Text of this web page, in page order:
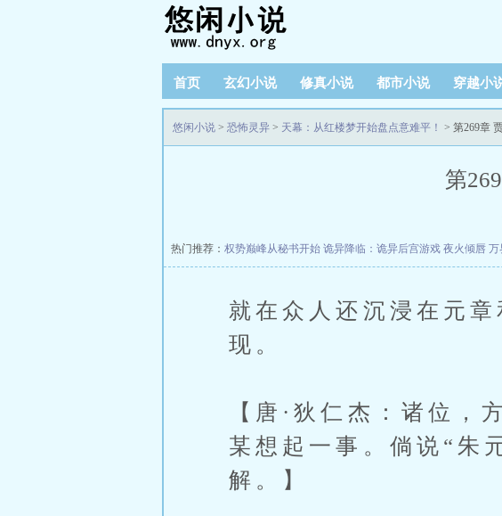
首页 玄幻小说 修真小说 都市小说 穿越小
悠闲小说 > 恐怖灵异 > 天幕：从红楼梦开始盘点意难平！ > 第269章
第
热门推荐： 权势巅峰从秘书开始 诡异降临：诡异后宫游戏 夜火倾唇 万
就在众人还沉浸在元
现。
【唐·狄仁杰：诸位，
某想起一事。倘说“
解。】